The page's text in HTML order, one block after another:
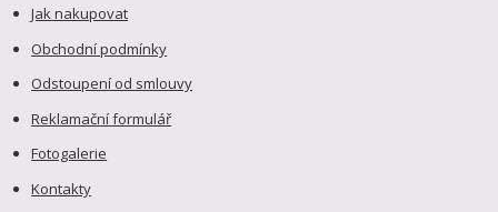
Jak nakupovat
Obchodní podmínky
Odstoupení od smlouvy
Reklamační formulář
Fotogalerie
Kontakty